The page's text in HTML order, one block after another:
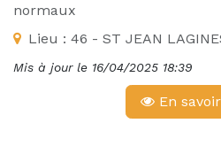
normaux
Lieu : 46 - ST JEAN
Mis à jour le 16/04/2025 18:39
En